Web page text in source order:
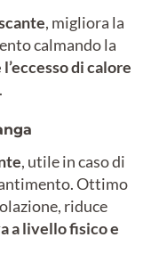
, migliora la
calmando la
di calore
, utile in caso di
Ottimo
riduce
a livello fisico e